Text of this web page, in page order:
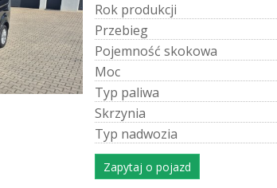
Rok produkcji
Przebieg
Pojemność skokowa
Moc
Typ paliwa
Skrzynia
Typ nadwozia
Zapytaj o pojazd